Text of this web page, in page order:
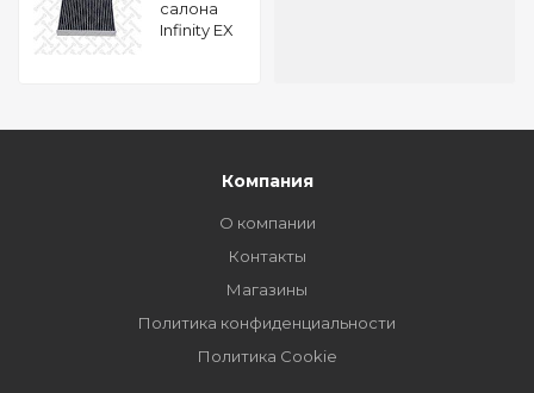
салона
Infinity EX
Компания
О компании
Контакты
Магазины
Политика конфиденциальности
Политика Cookie